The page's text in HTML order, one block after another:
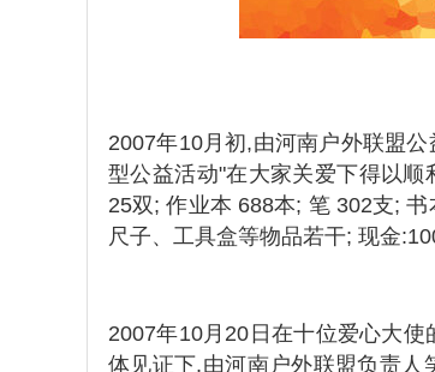
2007年10月初,由河南户外联盟
型公益活动"在大家关爱下得以
25双; 作业本 688本; 笔 302支;
尺子、工具盒等物品若干; 现金
2007年10月20日在十位爱心大
体见证下,由河南户外联盟负责人